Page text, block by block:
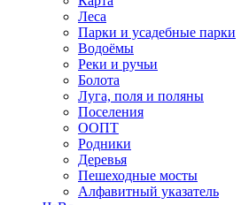
Леса
Парки и усадебные парки
Водоёмы
Реки и ручьи
Болота
Луга, поля и поляны
Поселения
ООПТ
Родники
Деревья
Пешеходные мосты
Алфавитный указатель